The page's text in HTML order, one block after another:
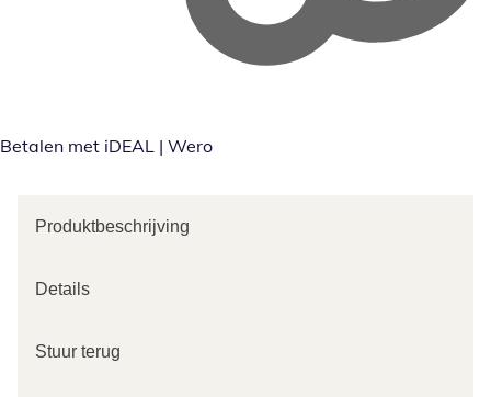
Betalen met iDEAL | Wero
Produktbeschrijving
Details
Stuur terug